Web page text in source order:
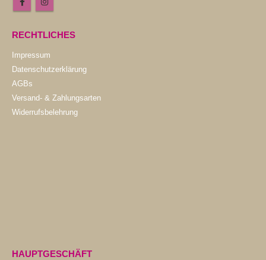
RECHTLICHES
Impressum
Datenschutzerklärung
AGBs
Versand- & Zahlungsarten
Widerrufsbelehrung
HAUPTGESCHÄFT